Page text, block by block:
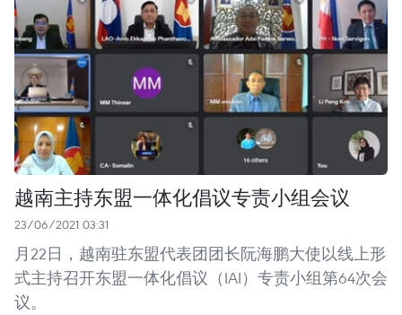
越南主持东盟一体化倡议专责小组会议
23/06/2021 03:31
月22日，越南驻东盟代表团团长阮海鹏大使以线上形
式主持召开东盟一体化倡议（IAI）专责小组第64次会
议。